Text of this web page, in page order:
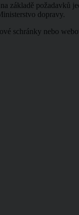
základě
dopravy.
schránky nebo